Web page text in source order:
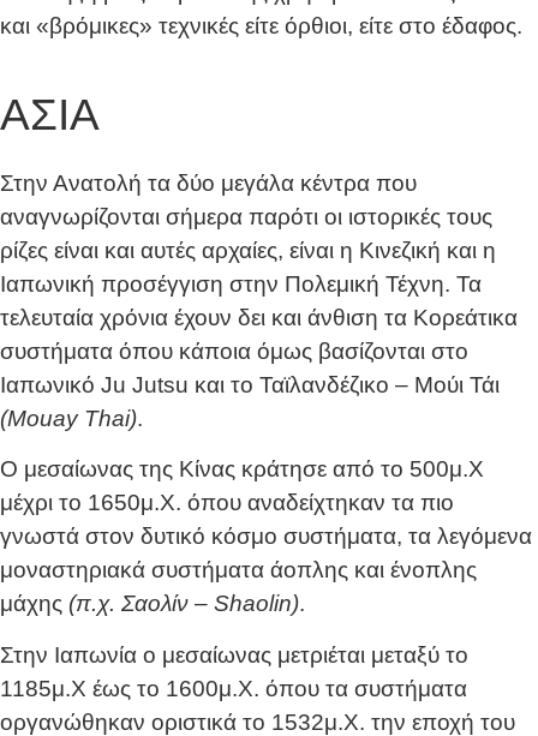
και «βρόμικες» τεχνικές είτε όρθιοι, είτε στο έδαφος.
ΑΣΙΑ
Στην Ανατολή τα δύο μεγάλα κέντρα που
αναγνωρίζονται σήμερα παρότι οι ιστορικές τους
ρίζες είναι και αυτές αρχαίες, είναι η Κινεζική και η
Ιαπωνική προσέγγιση στην Πολεμική Τέχνη. Τα
τελευταία χρόνια έχουν δει και άνθιση τα Κορεάτικα
συστήματα όπου κάποια όμως βασίζονται στο
Ιαπωνικό Ju Jutsu και το Ταϊλανδέζικο – Μούι Τάι
(Mouay Thai).
Ο μεσαίωνας της Κίνας κράτησε από το 500μ.Χ
μέχρι το 1650μ.Χ. όπου αναδείχτηκαν τα πιο
γνωστά στον δυτικό κόσμο συστήματα, τα λεγόμενα
μοναστηριακά συστήματα άοπλης και ένοπλης
μάχης (π.χ. Σαολίν – Shaolin).
Στην Ιαπωνία ο μεσαίωνας μετριέται μεταξύ το
1185μ.Χ έως το 1600μ.Χ. όπου τα συστήματα
οργανώθηκαν οριστικά το 1532μ.Χ. την εποχή του